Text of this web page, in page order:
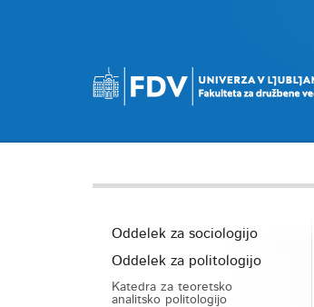
Oddelek za sociologijo
Oddelek za politologijo
Katedra za teoretsko
analitsko politologijo